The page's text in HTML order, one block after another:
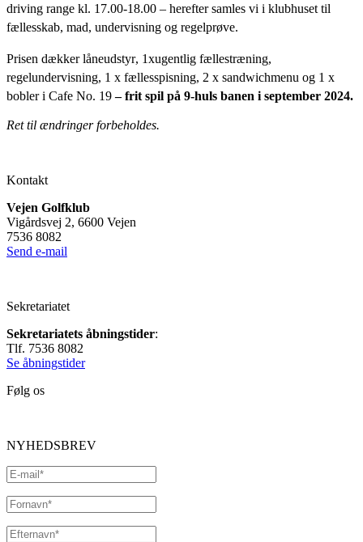
driving range kl. 17.00-18.00 – herefter samles vi i klubhuset til
fællesskab, mad, undervisning og regelprøve.
Prisen dækker låneudstyr, 1xugentlig fællestræning,
regelundervisning, 1 x fællesspisning, 2 x sandwichmenu og 1 x
bobler i Cafe No. 19– frit spil på 9-huls banen i september 2024.
Ret til ændringer forbeholdes.
Kontakt
Vejen Golfklub
Vigårdsvej 2, 6600 Vejen
7536 8082
Send e-mail
Sekretariatet
Sekretariatets åbningstider:
Tlf. 7536 8082
Se åbningstider
Følg os
NYHEDSBREV